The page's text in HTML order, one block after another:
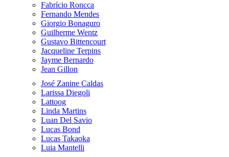
Fabrício Roncca
Fernando Mendes
Giorgio Bonaguro
Guilherme Wentz
Gustavo Bittencourt
Jacqueline Terpins
Jayme Bernardo
Jean Gillon
José Zanine Caldas
Larissa Diegoli
Lattoog
Linda Martins
Luan Del Savio
Lucas Bond
Lucas Takaoka
Luia Mantelli